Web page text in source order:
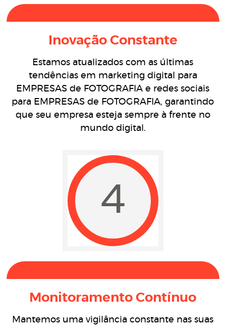
Inovação Constante
Estamos atualizados com as últimas
tendências em marketing digital para
EMPRESAS de FOTOGRAFIA e redes sociais
para EMPRESAS de FOTOGRAFIA, garantindo
que seu empresa esteja sempre à frente no
mundo digital.
4
Monitoramento Contínuo
Mantemos uma vigilância constante nas suas